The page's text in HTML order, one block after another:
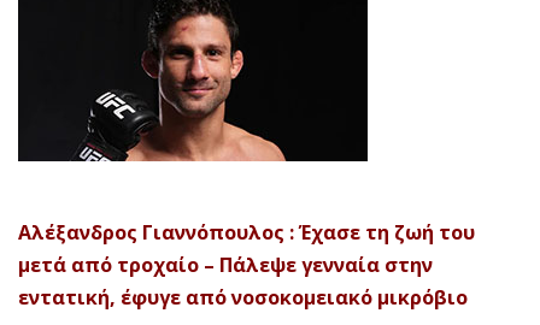
Αλέξανδρος Γιαννόπουλος : Έχασε τη ζωή του
μετά από τροχαίο – Πάλεψε γενναία στην
εντατική, έφυγε από νοσοκομειακό μικρόβιο